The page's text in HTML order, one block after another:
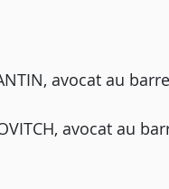
avocat au
avocat au